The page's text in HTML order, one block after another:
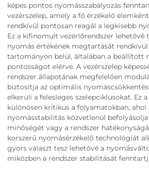
képes pontos nyomásszabályozás
vezérszelep, amely a fő érzékelő
rendkívül pontosan reagál a legkisebb
Ez a kifinomult vezérlőrendszer lehetővé
nyomás értékének megtartását
tartományon belül, általában a beállított
pontosságot elérve. A vezérszelep
rendszer állapotának megfelelően
biztosítja az optimális
elkerüli a felesleges szelepciklusokat. Ez
különösen kritikus a folyamatokban, ahol
nyomásstabilitás közvetlenül
minőségét vagy a rendszer
korszerű nyomásérzékelő technológiát
gyors választ tesz lehetővé a
miközben a rendszer stabilitását